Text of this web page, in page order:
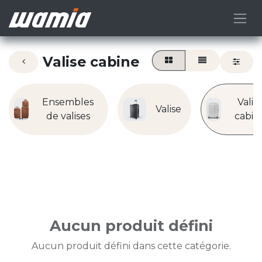
Valise cabine
Ensembles
de valises
Valise
Aucun produit défini
Aucun produit défini dans cette catégorie.